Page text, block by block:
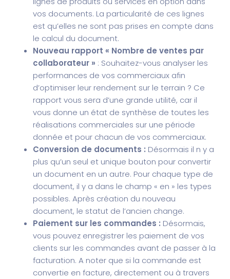
vos documents. La particularité de ces lignes
est qu’elles ne sont pas prises en compte dans
le calcul du document.
Nouveau rapport « Nombre de ventes par
collaborateur » : Souhaitez-vous analyser les
performances de vos commerciaux afin
d’optimiser leur rendement sur le terrain ? Ce
rapport vous sera d’une grande utilité, car il
vous donne un état de synthèse de toutes les
réalisations commerciales sur une période
donnée et pour chacun de vos commerciaux.
Conversion de documents : Désormais il n y a
plus qu’un seul et unique bouton pour convertir
un document en un autre. Pour chaque type de
document, il y a dans le champ « en » les types
possibles. Après création du nouveau
document, le statut de l’ancien change.
Paiement sur les commandes : Désormais,
vous pouvez enregistrer les paiement de vos
clients sur les commandes avant de passer à la
facturation. A noter que si la commande est
convertie en facture, directement ou à travers